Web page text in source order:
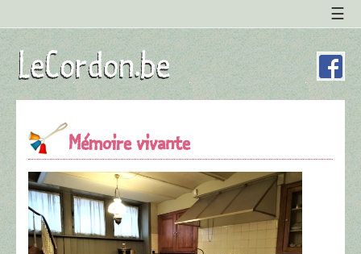
Mémoire vivante